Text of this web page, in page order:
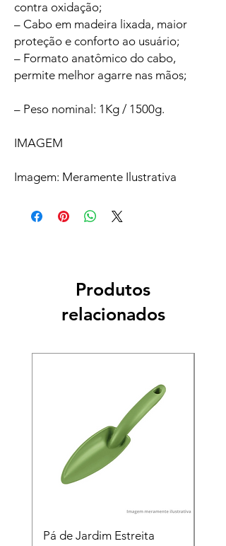
contra oxidação;
– Cabo em madeira lixada, maior
proteção e conforto ao usuário;
– Formato anatômico do cabo,
permite melhor agarre nas mãos;
– Peso nominal: 1Kg / 1500g.
IMAGEM
Imagem: Meramente Ilustrativa
Produtos
relacionados
Pá de Jardim Estreita